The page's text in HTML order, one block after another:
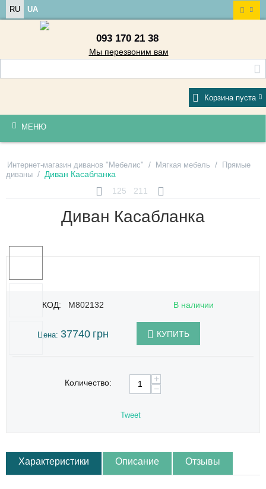
RU UA
093 170 21 38
Мы перезвоним вам
Корзина пуста
МЕНЮ
Интернет-магазин диванов "Мебелис" / Мягкая мебель / Прямые
диваны / Диван Касабланка
125
211
Диван Касабланка
КОД: M802132 В наличии
Цена: 37740 грн КУПИТЬ
Количество:
+
−
Tweet
Характеристики Описание Отзывы